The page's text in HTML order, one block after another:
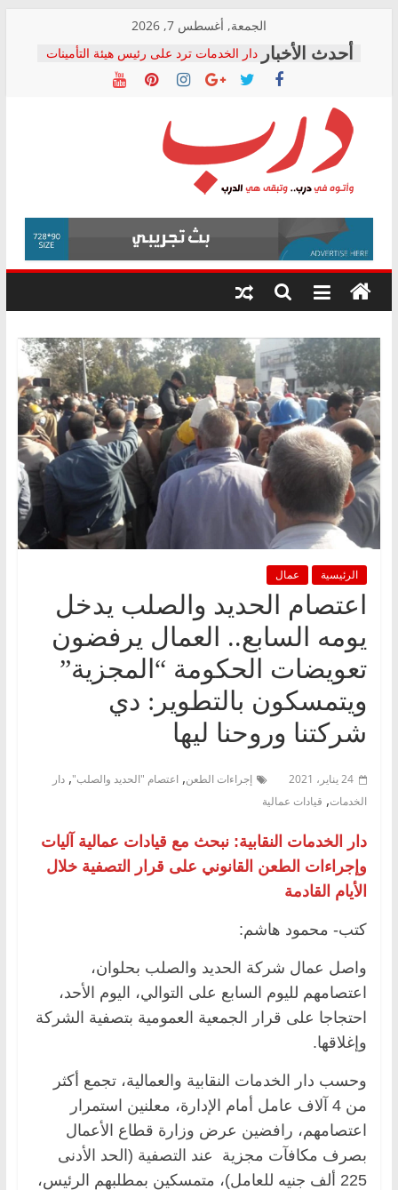
content
الجمعة, أغسطس 7, 2026
دار الخدمات ترد على رئيس هيئة التأمينات
بعد مؤتمره الصحفي: إنكار الأزمة لا ينهي
معاناة أصحاب المعاشات.. ونطالب بكشف
فرحات سليمان يكتب: القطاع الصحي إلى
أين؟
حزب التحالف الشعبي يطلق لجنة “الحق
في الصحة” بالإسكندرية لرصد الانتهاكات
ودعم المرضى
الوزاري لمدينة الصحفيين.. وانتهاء أعمال
إنشاء المبنى الإداري
المجلس القومي لحقوق الإنسان يعلن
متابعة قضية الدكتور محمد زهران.. ويؤكد:
قرينة البراءة وضمانات المحاكمة العادلة
درب
وأتوه
درب..
وتبقى
هي
الرئيسية عمال
اعتصام الحديد والصلب يدخل
يومه السابع.. العمال يرفضون
تعويضات الحكومة “المجزية”
ويتمسكون بالتطوير: دي
شركتنا وروحنا ليها
24 يناير، 2021 إجراءات الطعن, اعتصام "الحديد والصلب", دار
الخدمات, قيادات عمالية
دار الخدمات النقابية: نبحث مع قيادات عمالية آليات
وإجراءات الطعن القانوني على قرار التصفية خلال
الأيام القادمة
كتب- محمود هاشم:
واصل عمال شركة الحديد والصلب بحلوان،
اعتصامهم لليوم السابع على التوالي، اليوم الأحد،
احتجاجا على قرار الجمعية العمومية بتصفية الشركة
وإغلاقها.
وحسب دار الخدمات النقابية والعمالية، تجمع أكثر
من 4 آلاف عامل أمام الإدارة، معلنين استمرار
اعتصامهم، رافضين عرض وزارة قطاع الأعمال
بصرف مكافآت مجزية عند التصفية (الحد الأدنى
225 ألف جنيه للعامل)، متمسكين بمطلبهم الرئيس،